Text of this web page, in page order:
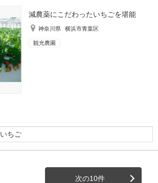
減農薬にこだわったいちごを堪能
神奈川県 横浜市青葉区
観光農園
いちご
次の10件